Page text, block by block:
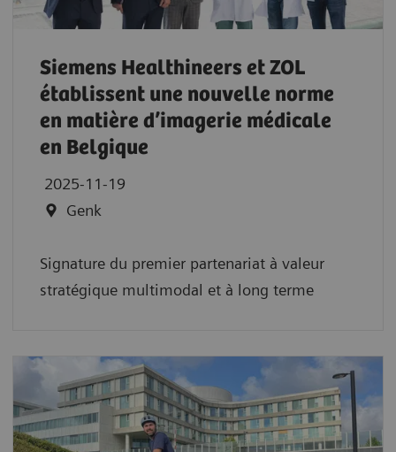
Siemens Healthineers et ZOL
établissent une nouvelle norme
en matière d’imagerie médicale
en Belgique
2025-11-19
Genk
Signature du premier partenariat à valeur
stratégique multimodal et à long terme